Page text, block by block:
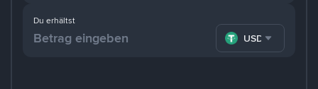
Du erhältst
USDT